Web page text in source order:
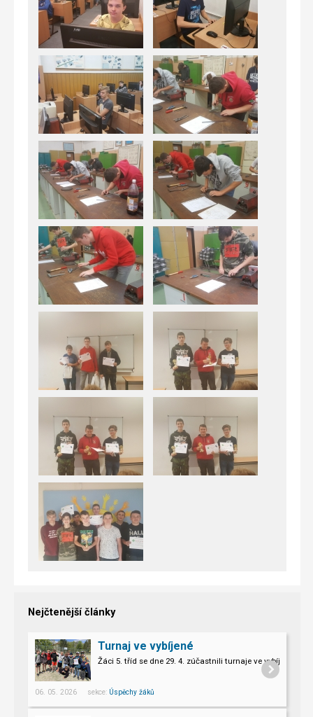
Nejčtenější články
Turnaj ve vybíjené
Žáci 5. tříd se dne 29. 4. zúčastnili turnaje ve vybíjené.
06. 05. 2026 sekce: Úspěchy žáků